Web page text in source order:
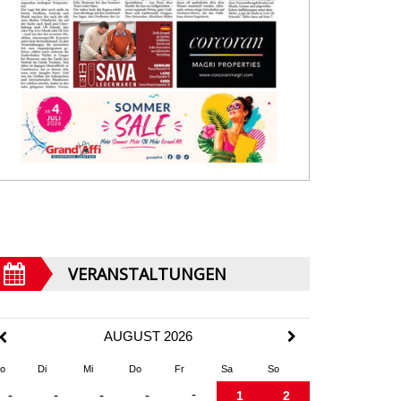
VERANSTALTUNGEN
AUGUST 2026
Di Mi Do Fr Sa So
- - - - - 1 2